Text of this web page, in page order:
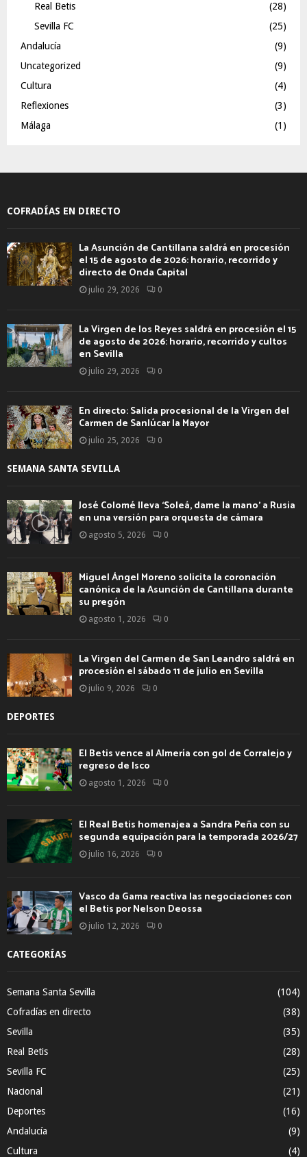
Real Betis
(28)
Sevilla FC
(25)
Andalucía
(9)
Uncategorized
(9)
Cultura
(4)
Reflexiones
(3)
Málaga
(1)
COFRADÍAS EN DIRECTO
La Asunción de Cantillana saldrá en procesión
el 15 de agosto de 2026: horario, recorrido y
directo de Onda Capital
julio 29, 2026 0
La Virgen de los Reyes saldrá en procesión el 15
de agosto de 2026: horario, recorrido y cultos
en Sevilla
julio 29, 2026 0
En directo: Salida procesional de la Virgen del
Carmen de Sanlúcar la Mayor
julio 25, 2026 0
SEMANA SANTA SEVILLA
José Colomé lleva ‘Soleá, dame la mano’ a Rusia
en una versión para orquesta de cámara
agosto 5, 2026 0
Miguel Ángel Moreno solicita la coronación
canónica de la Asunción de Cantillana durante
su pregón
agosto 1, 2026 0
La Virgen del Carmen de San Leandro saldrá en
procesión el sábado 11 de julio en Sevilla
julio 9, 2026 0
DEPORTES
El Betis vence al Almería con gol de Corralejo y
regreso de Isco
agosto 1, 2026 0
El Real Betis homenajea a Sandra Peña con su
segunda equipación para la temporada 2026/27
julio 16, 2026 0
Vasco da Gama reactiva las negociaciones con
el Betis por Nelson Deossa
julio 12, 2026 0
CATEGORÍAS
Semana Santa Sevilla
(104)
Cofradías en directo
(38)
Sevilla
(35)
Real Betis
(28)
Sevilla FC
(25)
Nacional
(21)
Deportes
(16)
Andalucía
(9)
Cultura
(4)